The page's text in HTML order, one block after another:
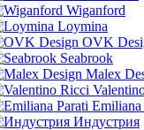
Wiganford
Loymina
OVK
Seabrook
Malex
Emiliana
Индустрия